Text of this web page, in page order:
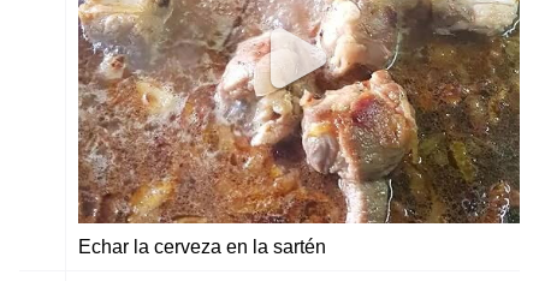
Echar la cerveza en la sartén